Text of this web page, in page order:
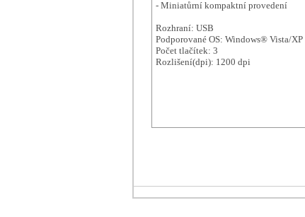
- Miniatůrní kompaktní provedení
Rozhraní: USB
Podporované OS: Windows® Vista/
Počet tlačítek: 3
Rozlišení(dpi): 1200 dpi